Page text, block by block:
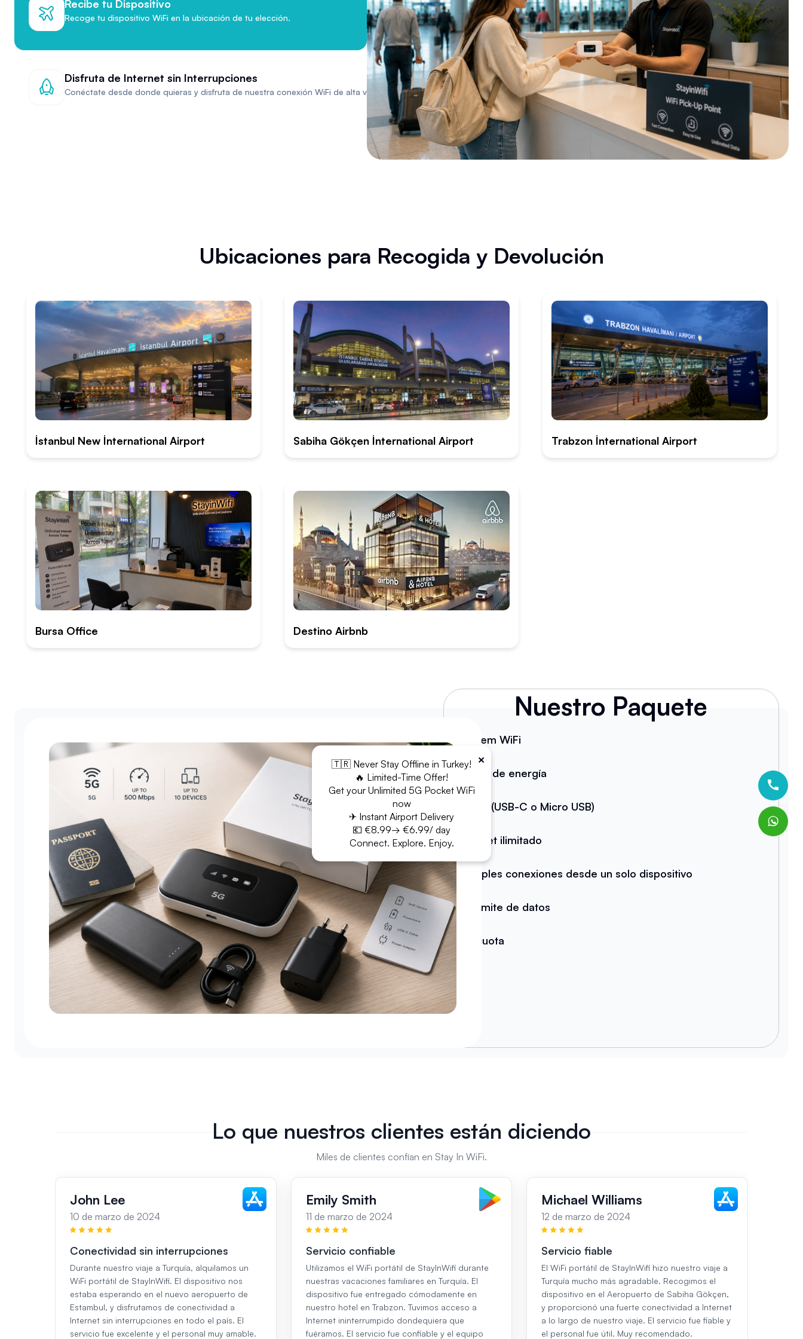
Recibe tu Dispositivo
Recoge tu dispositivo WiFi en la ubicación de tu elección.
Disfruta de Internet sin Interrupciones
Conéctate desde donde quieras y disfruta de nuestra conexión WiFi de alta velocidad.
Ubicaciones para Recogida y Devolución
İstanbul New İnternational Airport Sabiha Gökçen İnternational Airport Trabzon İnternational Airport
Bursa Office Destino Airbnb
Nuestro Paquete
Módem WiFi
Banco de energía
Cable (USB-C o Micro USB)
Internet ilimitado
Múltiples conexiones desde un solo dispositivo
Sin límite de datos
Sin cuota
Lo que nuestros clientes están diciendo
Miles de clientes confían en Stay In WiFi.
John Lee
10 de marzo de 2024
Conectividad sin interrupciones
Durante nuestro viaje a Turquía, alquilamos un
WiFi portátil de StayInWifi. El dispositivo nos
estaba esperando en el nuevo aeropuerto de
Estambul, y disfrutamos de conectividad a
Internet sin interrupciones en todo el país. El
servicio fue excelente y el personal muy amable.
Emily Smith
11 de marzo de 2024
Servicio confiable
Utilizamos el WiFi portátil de StayInWifi durante
nuestras vacaciones familiares en Turquía. El
dispositivo fue entregado cómodamente en
nuestro hotel en Trabzon. Tuvimos acceso a
Internet ininterrumpido dondequiera que
fuéramos. El servicio fue confiable y el equipo
Michael Williams
12 de marzo de 2024
Servicio fiable
El WiFi portátil de StayInWifi hizo nuestro viaje a
Turquía mucho más agradable. Recogimos el
dispositivo en el Aeropuerto de Sabiha Gökçen,
y proporcionó una fuerte conectividad a Internet
a lo largo de nuestro viaje. El servicio fue fiable y
el personal fue útil. Muy recomendado.
×
🇹🇷 Never Stay Offline in Turkey!
🔥 Limited-Time Offer!
Get your Unlimited 5G Pocket WiFi
now
✈ Instant Airport Delivery
💶 €8.99→ €6.99/ day
Connect. Explore. Enjoy.